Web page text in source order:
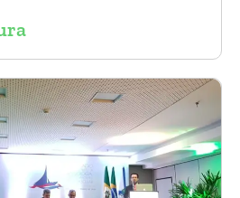
e mundial com esta
Dr. Carlos Alberto